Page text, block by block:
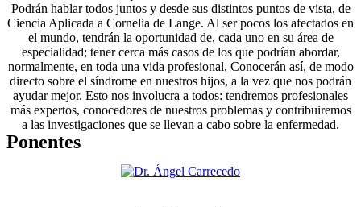
Podrán hablar todos juntos y desde sus distintos puntos de vista, de
Ciencia Aplicada a Cornelia de Lange. Al ser pocos los afectados en
el mundo, tendrán la oportunidad de, cada uno en su área de
especialidad; tener cerca más casos de los que podrían abordar,
normalmente, en toda una vida profesional, Conocerán así, de modo
directo sobre el síndrome en nuestros hijos, a la vez que nos podrán
ayudar mejor. Esto nos involucra a todos: tendremos profesionales
más expertos, conocedores de nuestros problemas y contribuiremos
a las investigaciones que se llevan a cabo sobre la enfermedad.
Ponentes